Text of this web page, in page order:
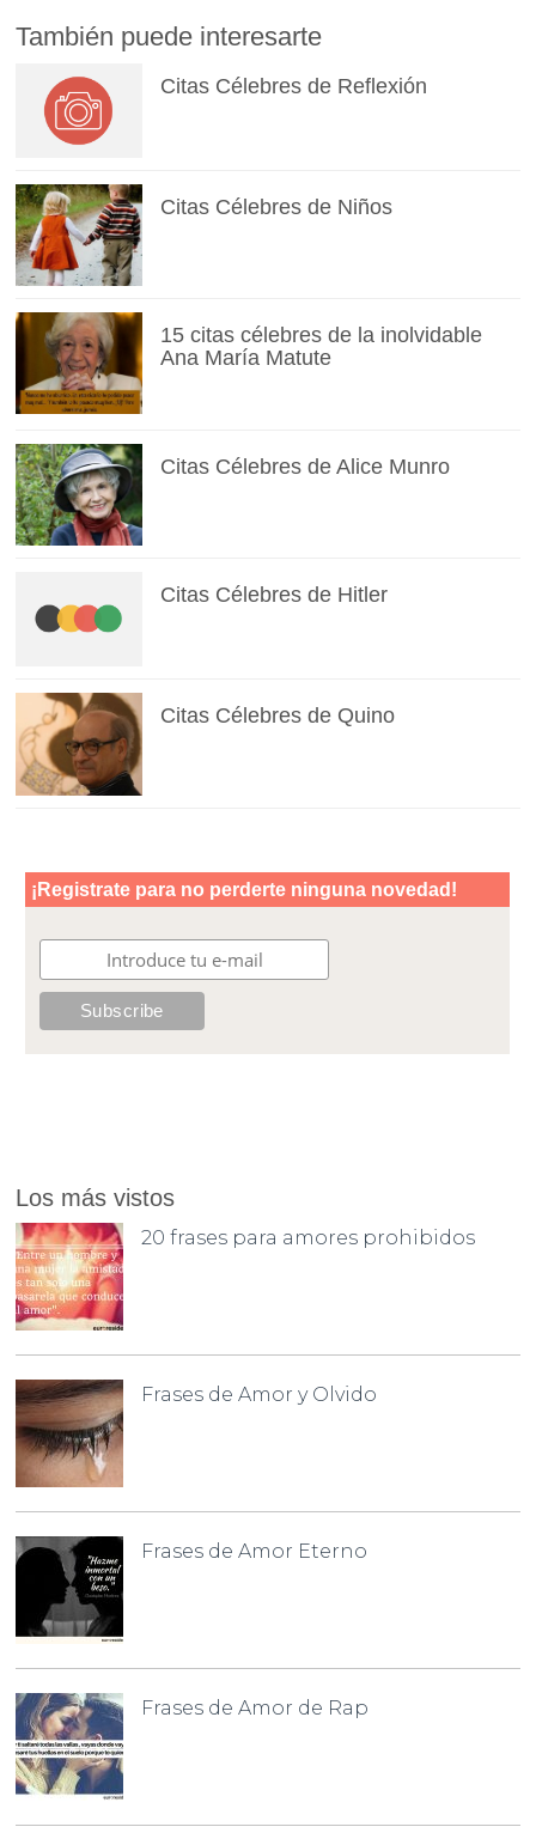
También puede interesarte
Citas Célebres de Reflexión
Citas Célebres de Niños
15 citas célebres de la inolvidable
Ana María Matute
Citas Célebres de Alice Munro
Citas Célebres de Hitler
Citas Célebres de Quino
Los más vistos
20 frases para amores prohibidos
Frases de Amor y Olvido
Frases de Amor Eterno
Frases de Amor de Rap